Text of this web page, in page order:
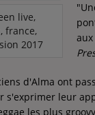
live,
france,
2017
d'Alma ont
s'exprimer leur
les plus